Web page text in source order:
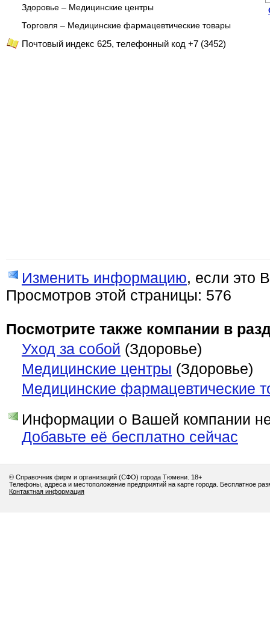
Здоровье – Медицинские центры
Торговля – Медицинские фармацевтические товары
Почтовый индекс 625, телефонный код +7 (3452)
Изменить информацию, если это
Просмотров этой страницы: 576
Посмотрите также компании в
Уход за собой (Здоровье)
Медицинские центры (Здоровье)
Медицинские фармацевтические
Информации о Вашей компании
Добавьте её бесплатно сейчас
© Справочник фирм и организаций (СФО) города Тюмени. 18+
Телефоны, адреса и местоположение предприятий на карте города. Бесплатное
Контактная информация